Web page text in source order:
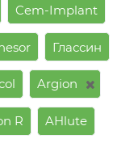
Cem-Implant
Глассин
Argion
R AHlute